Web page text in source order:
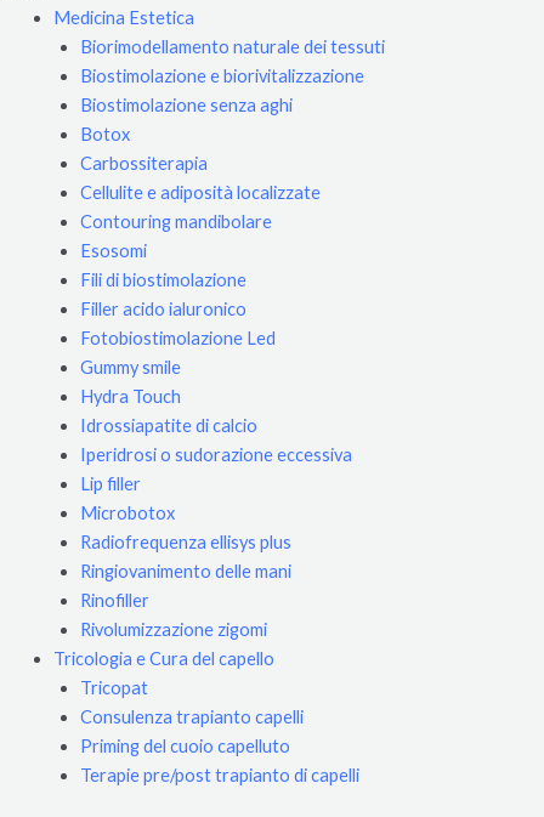
Medicina Estetica
Biorimodellamento naturale dei tessuti
Biostimolazione e biorivitalizzazione
Biostimolazione senza aghi
Botox
Carbossiterapia
Cellulite e adiposità localizzate
Contouring mandibolare
Esosomi
Fili di biostimolazione
Filler acido ialuronico
Fotobiostimolazione Led
Gummy smile
Hydra Touch
Idrossiapatite di calcio
Iperidrosi o sudorazione eccessiva
Lip filler
Microbotox
Radiofrequenza ellisys plus
Ringiovanimento delle mani
Rinofiller
Rivolumizzazione zigomi
Tricologia e Cura del capello
Tricopat
Consulenza trapianto capelli
Priming del cuoio capelluto
Terapie pre/post trapianto di capelli